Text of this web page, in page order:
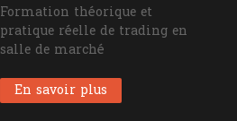
Formation théorique et
pratique réelle de trading en
salle de marché
En savoir plus